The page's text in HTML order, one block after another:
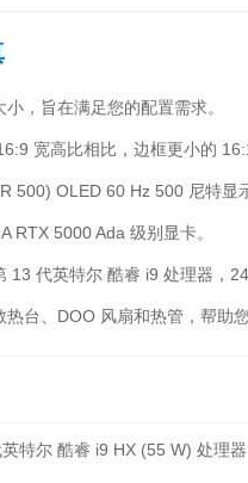
，旨在满足您的配置需求。
宽高比相比，边框更小的
500) OLED 60 Hz 500 尼特显
RTX 5000 Ada 级别显卡。
13 代英特尔 酷睿 i9 处理器，
台、DOO 风扇和热管，帮助
特尔 酷睿 i9 HX (55 W) 处理器